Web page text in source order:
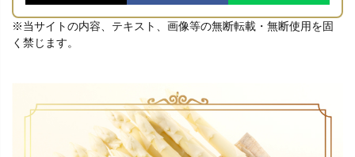
※当サイトの内容、テキスト、画像等の無断転載・無断使用を固
く禁じます。